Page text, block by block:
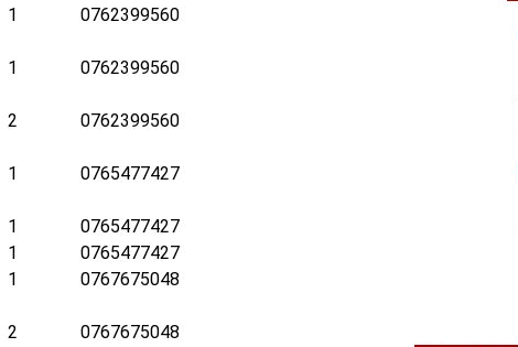
1 0762399560
1 0762399560
2 0762399560
1 0765477427
1
0765477427
1
0765477427
1 0767675048
2
0767675048